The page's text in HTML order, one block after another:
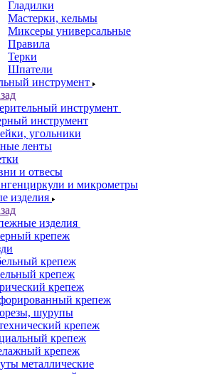
Гладилки
Мастерки, кельмы
Миксеры универсальные
Правила
Терки
Шпатели
инструмент
инструмент
инструмент
угольники
ленты
и отвесы
и микрометры
изделия
изделия
крепеж
крепеж
крепеж
крепеж
крепеж
шурупы
крепеж
крепеж
крепеж
металлические